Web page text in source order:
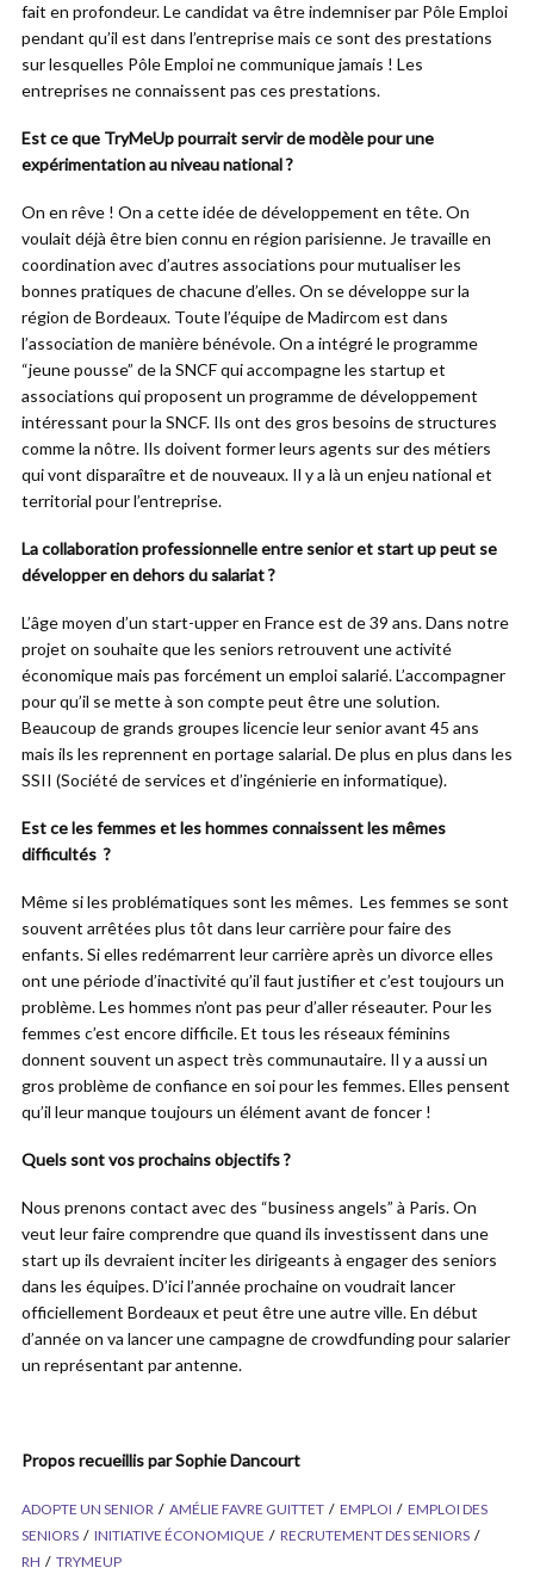
fait en profondeur. Le candidat va être indemniser par Pôle Emploi
pendant qu’il est dans l’entreprise mais ce sont des prestations
sur lesquelles Pôle Emploi ne communique jamais ! Les
entreprises ne connaissent pas ces prestations.
Est ce que TryMeUp pourrait servir de modèle pour une
expérimentation au niveau national ?
On en rêve ! On a cette idée de développement en tête. On
voulait déjà être bien connu en région parisienne. Je travaille en
coordination avec d’autres associations pour mutualiser les
bonnes pratiques de chacune d’elles. On se développe sur la
région de Bordeaux. Toute l’équipe de Madircom est dans
l’association de manière bénévole. On a intégré le programme
“jeune pousse” de la SNCF qui accompagne les startup et
associations qui proposent un programme de développement
intéressant pour la SNCF. Ils ont des gros besoins de structures
comme la nôtre. Ils doivent former leurs agents sur des métiers
qui vont disparaître et de nouveaux. Il y a là un enjeu national et
territorial pour l’entreprise.
La collaboration professionnelle entre senior et start up peut se
développer en dehors du salariat ?
L’âge moyen d’un start-upper en France est de 39 ans. Dans notre
projet on souhaite que les seniors retrouvent une activité
économique mais pas forcément un emploi salarié. L’accompagner
pour qu’il se mette à son compte peut être une solution.
Beaucoup de grands groupes licencie leur senior avant 45 ans
mais ils les reprennent en portage salarial. De plus en plus dans les
SSII (Société de services et d’ingénierie en informatique).
Est ce les femmes et les hommes connaissent les mêmes
difficultés ?
Même si les problématiques sont les mêmes. Les femmes se sont
souvent arrêtées plus tôt dans leur carrière pour faire des
enfants. Si elles redémarrent leur carrière après un divorce elles
ont une période d’inactivité qu’il faut justifier et c’est toujours un
problème. Les hommes n’ont pas peur d’aller réseauter. Pour les
femmes c’est encore difficile. Et tous les réseaux féminins
donnent souvent un aspect très communautaire. Il y a aussi un
gros problème de confiance en soi pour les femmes. Elles pensent
qu’il leur manque toujours un élément avant de foncer !
Quels sont vos prochains objectifs ?
Nous prenons contact avec des “business angels” à Paris. On
veut leur faire comprendre que quand ils investissent dans une
start up ils devraient inciter les dirigeants à engager des seniors
dans les équipes. D’ici l’année prochaine on voudrait lancer
officiellement Bordeaux et peut être une autre ville. En début
d’année on va lancer une campagne de crowdfunding pour salarier
un représentant par antenne.
Propos recueillis par Sophie Dancourt
ADOPTE UN SENIOR AMÉLIE FAVRE GUITTET EMPLOI
EMPLOI DES
SENIORS
INITIATIVE ÉCONOMIQUE
RECRUTEMENT DES SENIORS
RH
TRYMEUP